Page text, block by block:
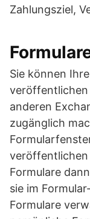
Zahlungsziel,
Sie können
veröffentlichen
anderen
zugänglich
veröffentlichen
Formulare
sie im
Formulare